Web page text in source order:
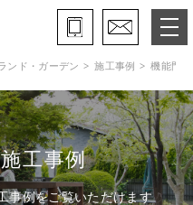
ンド・ガーデン 施工事例 機能門柱
工事例
事例をご覧いただけます